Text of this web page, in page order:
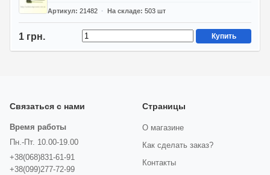
Артикул 21482 На складе 503 шт
1 грн. Купить
Связаться с нами
Время работы
Пн.-Пт. 10.00-19.00
+38(068)831-61-91
+38(099)277-72-99
Страницы
О магазине
Как сделать заказ?
Контакты